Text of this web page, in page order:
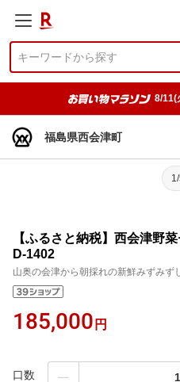
8/11(
福島県西会津町
【ふるさと納税】西会津野
D-1402
山奥の会津から朝採れの新鮮みずみず
185,000 円
口数